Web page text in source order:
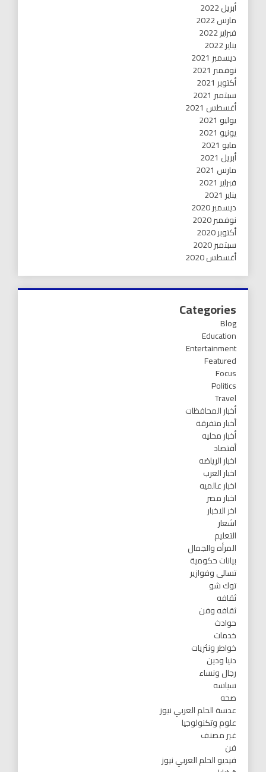
أبريل 2022
مارس 2022
فبراير 2022
يناير 2022
ديسمبر 2021
نوفمبر 2021
أكتوبر 2021
سبتمبر 2021
أغسطس 2021
يوليو 2021
يونيو 2021
مايو 2021
أبريل 2021
مارس 2021
فبراير 2021
يناير 2021
ديسمبر 2020
نوفمبر 2020
أكتوبر 2020
سبتمبر 2020
أغسطس 2020
Categories
Blog
Education
Entertainment
Featured
Focus
Politics
Travel
أخبار المحافظات
أخبار متفرقة
أخبار محليه
أقتصاد
اخبار الرياضه
اخبار العرب
اخبار عالميه
اخبار مصر
اخر الاخبار
اشعار
التعليم
المرأه والجمال
بيانات حكومية
تسالى وفوازير
توك شو
ثقافه
ثقافه وفن
حوادث
خدمات
خواطر ونثريات
دنيا ودين
رجال ونساء
سياسه
صحه
عدسة الحلم العربي نيوز
علوم وتكنولوجيا
غير مصنف
فن
فيديو الحلم العربي نيوز